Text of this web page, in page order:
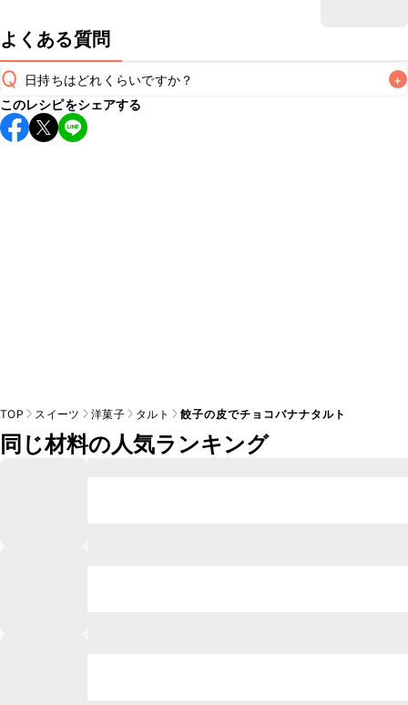
よくある質問
Q 日持ちはどれくらいですか？ +
保存期間は冷蔵で翌日中が目安です。なるべくお早めにお召
し上がりください。
このレシピをシェアする
TOP スイーツ 洋菓子 タルト 餃子の皮でチョコバナナタルト
同じ材料の人気ランキング